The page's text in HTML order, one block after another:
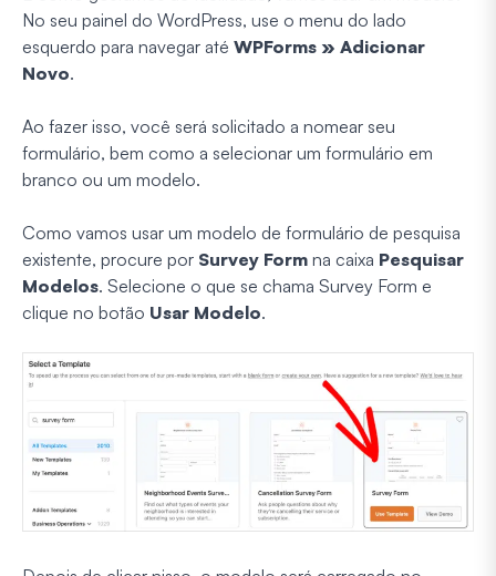
No seu painel do WordPress, use o menu do lado
esquerdo para navegar até WPForms » Adicionar
Novo.
Ao fazer isso, você será solicitado a nomear seu
formulário, bem como a selecionar um formulário em
branco ou um modelo.
Como vamos usar um modelo de formulário de pesquisa
existente, procure por Survey Form na caixa Pesquisar
Modelos. Selecione o que se chama Survey Form e
clique no botão Usar Modelo.